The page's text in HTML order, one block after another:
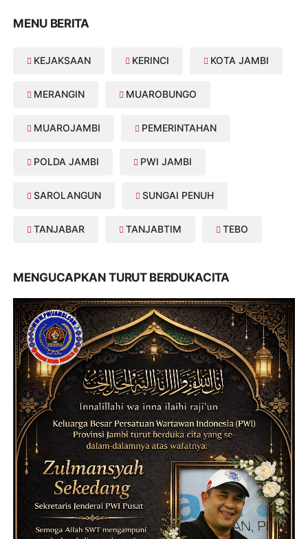
MENU BERITA
KEJAKSAAN KERINCI KOTA JAMBI
MERANGIN MUAROBUNGO
MUAROJAMBI PEMERINTAHAN
POLDA JAMBI PWI JAMBI
SAROLANGUN SUNGAI PENUH
TANJABAR TANJABTIM TEBO
MENGUCAPKAN TURUT BERDUKACITA